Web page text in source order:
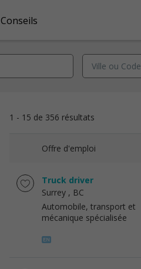
Conseils
1 - 15 de 356 résultats
Offre d'emploi
Truck driver
Surrey , BC
Automobile, transport et
mécanique spécialisée